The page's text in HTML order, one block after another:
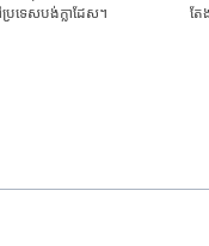
រទេសបង់ក្លាដែស។
តែ